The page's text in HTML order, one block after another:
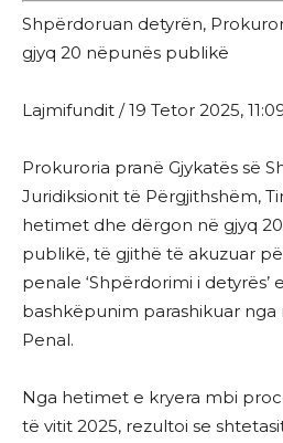
Shpërdoruan detyrën,
gjyq 20 nëpunës publikë
Lajmifundit / 19 Tetor 2025,
Prokuroria pranë Gjykatës së
Juridiksionit të Përgjithshëm,
hetimet dhe dërgon në gjyq
publikë, të gjithë të akuzuar
penale ‘Shpërdorimi i detyrës’
bashkëpunim parashikuar nga
Penal.
Nga hetimet e kryera mbi
të vitit 2025, rezultoi se shtetasit